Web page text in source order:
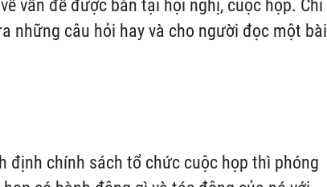
vấn đề được bàn tại hội nghị, cuộc họp. Chỉ
những câu hỏi hay và cho người đọc một bài
định chính sách tổ chức cuộc họp thì phóng